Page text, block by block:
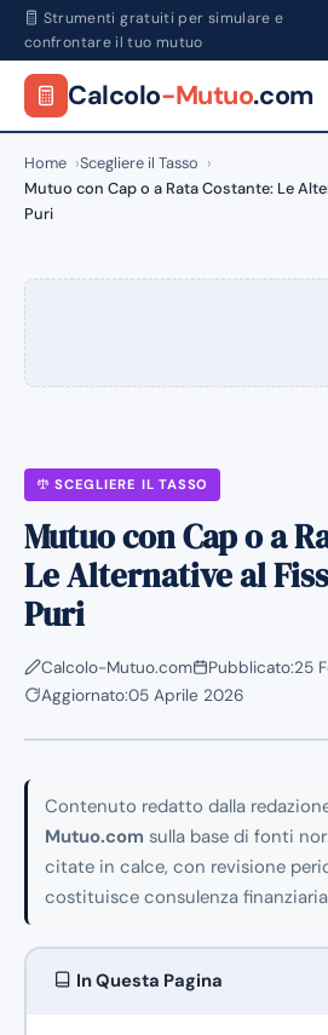
Strumenti gratuiti per simulare e
confrontare il tuo mutuo
Calcolo-Mutuo.com
Home
Scegliere il Tasso
Mutuo con Cap o a Rata Costante: Le
Puri
SCEGLIERE IL TASSO
Mutuo con Cap o a
Le Alternative al
Puri
Calcolo-Mutuo.com Pubblicato:25
Aggiornato:05 Aprile 2026
Contenuto redatto dalla
Mutuo.com sulla base di fonti
citate in calce, con revisione
costituisce consulenza
In Questa Pagina